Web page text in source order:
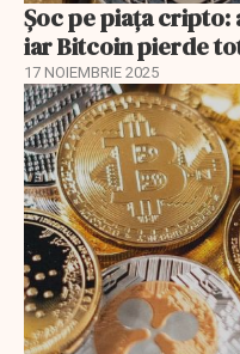
Șoc pe piața cripto:
iar Bitcoin pierde
17 NOIEMBRIE 2025